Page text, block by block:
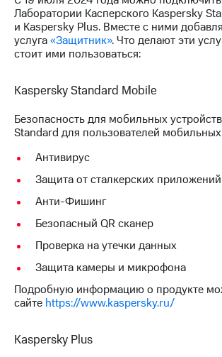
группа
Заказать
SIM-
карту
Оформить
eSIM
SIM-
карта
для
иностранцев
чистый
номер
Выбрать
номер
Заменить
и МТС
Супер
дешевле
при
оплате
МТС
Деньги
Спутниковое ТВ
Выберите
и подключите
ТВ
с выгодным
тарифом
Интернет,
для дома
Личный
спутникового
Лаборатории Касперского Kaspersky
и Kaspersky Plus. Вместе с ними
услуга«Защитник». Что делают эти
стоит ими пользоваться:
Kaspersky Standard Mobile
Безопасность для мобильных
Standard для пользователей мобильных
Антивирус
Защита от сталкерских приложений
Анти-Фишинг
Безопасный QR сканер
Проверка на утечки данных
Защита камеры и микрофона
Подробную информацию о продукте
сайте https://www.kaspersky.ru/
Kaspersky Plus